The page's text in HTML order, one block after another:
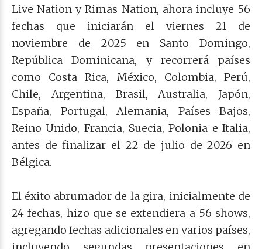
Live Nation y Rimas Nation, ahora incluye 56
fechas que iniciarán el viernes 21 de
noviembre de 2025 en Santo Domingo,
República Dominicana, y recorrerá países
como Costa Rica, México, Colombia, Perú,
Chile, Argentina, Brasil, Australia, Japón,
España, Portugal, Alemania, Países Bajos,
Reino Unido, Francia, Suecia, Polonia e Italia,
antes de finalizar el 22 de julio de 2026 en
Bélgica.
El éxito abrumador de la gira, inicialmente de
24 fechas, hizo que se extendiera a 56 shows,
agregando fechas adicionales en varios países,